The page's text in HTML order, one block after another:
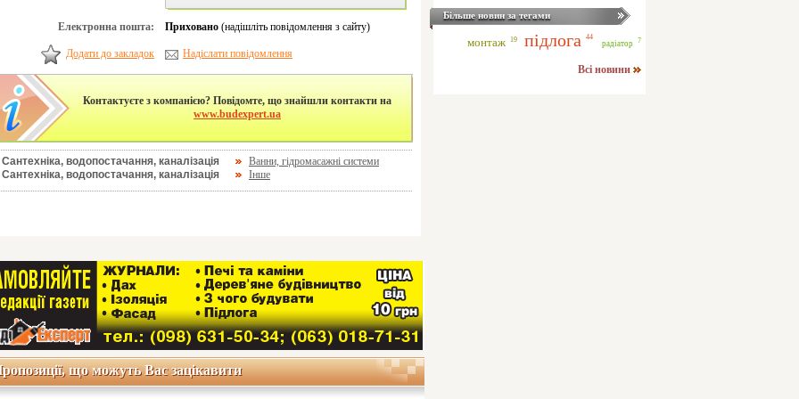
Електронна пошта: Приховано (надішліть повідомлення з сайту)
Додати до закладок Надіслати повідомлення
Контактуєте з компанією? Повідомте, що знайшли контакти на
www.budexpert.ua
Сантехніка, водопостачання, каналізація
Ванни, гідромасажні системи
Сантехніка, водопостачання, каналізація
Інше
що можуть Вас зацікавити
Більше новин за тегами
монтаж 19 підлога 44
радіатор 7
Всі новини